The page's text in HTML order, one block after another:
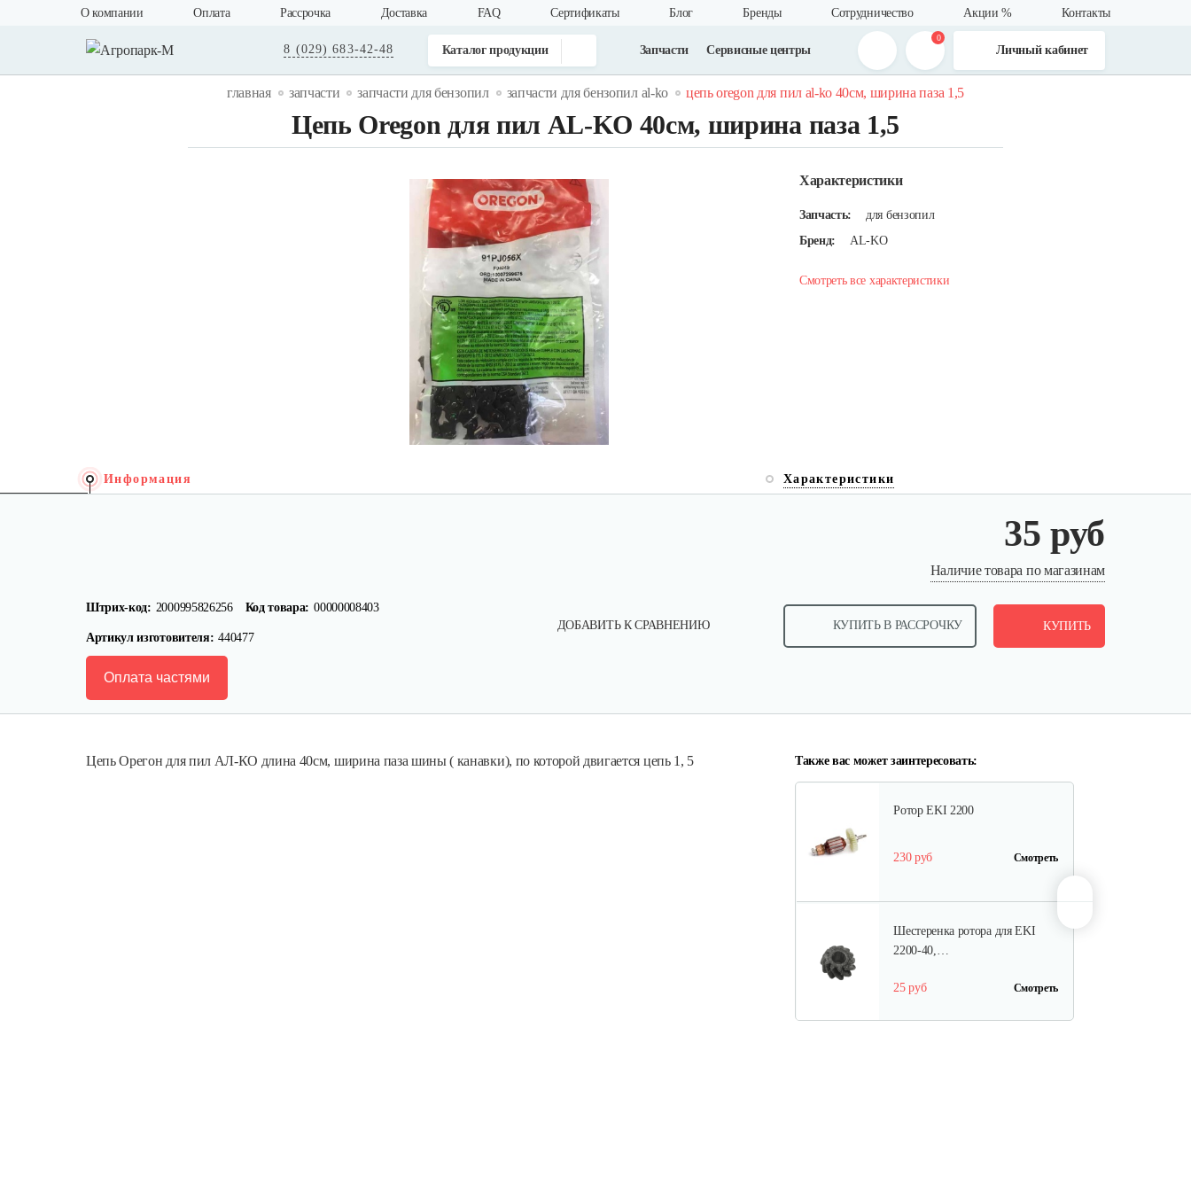
О компании Оплата Рассрочка Доставка FAQ Cертификаты Блог Бренды Сотрудничество Акции % Контакты
8 (029) 683-42-48 Каталог продукции Запчасти Сервисные центры
0
Личный кабинет
главная запчасти запчасти для бензопил запчасти для бензопил al-ko цепь oregon для пил al-ko 40см, ширина паза 1,5
Цепь Oregon для пил AL-KO 40см, ширина паза 1,5
Характеристики
Запчасть:
для бензопил
Бренд:
AL-KO
Смотреть все характеристики
Информация Характеристики
35 руб
Наличие товара по магазинам
Штрих-код: 2000995826256 Код товара: 00000008403
Артикул изготовителя: 440477
ДОБАВИТЬ К СРАВНЕНИЮ КУПИТЬ В РАССРОЧКУ КУПИТЬ
Оплата частями
Цепь Орегон для пил АЛ-КО длина 40см, ширина паза шины ( канавки), по которой двигается цепь 1, 5 Также вас может заинтересовать:
Пружина прижимная для…
Ротор EKI 2200
230 руб Смотреть
Шестеренка ротора для EKI
2200-40,…
25 руб Смотреть